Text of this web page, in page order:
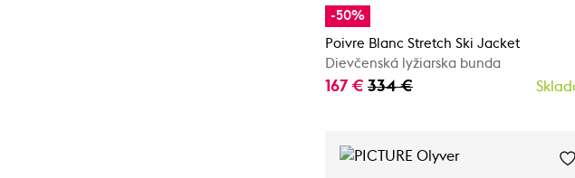
-50%
Poivre Blanc Stretch Ski Jacket
Dievčenská lyžiarska bunda
167 € 334 €